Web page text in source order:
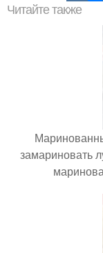
Читайте также
замариновать